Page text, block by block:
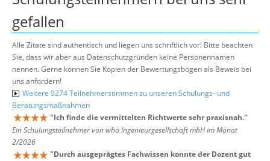
gefallen
Alle Zitate sind authentisch und liegen uns schriftlich vor! Bitte beachten
Sie, dass wir aber aus Datenschutzgründen keine Personennamen
nennen. Gerne können Sie Kopien der Bewertungsbögen als Beweis bei
uns anfordern!
Weitere 9274 Teilnehmerstimmen zu unseren Schulungs- und
Beratungsmaßnahmen
"Ich finde die vermittelten Richtwerte sehr praxisnah."
Ein Schulungsteilnehmer von who Ingenieurgesellschaft mbH im Monat
2/2026
"Durch ausgeprägtes Fachwissen konnte der Dozent gut